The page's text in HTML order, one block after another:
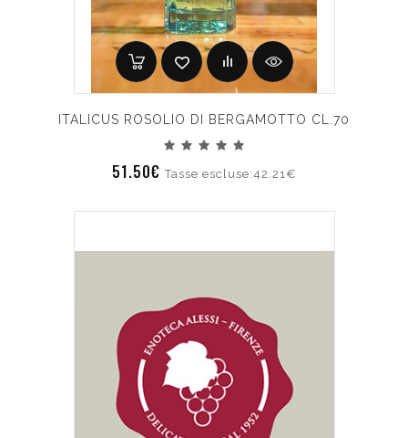
ITALICUS ROSOLIO DI BERGAMOTTO CL.70
51.50€Tasse escluse:42.21€